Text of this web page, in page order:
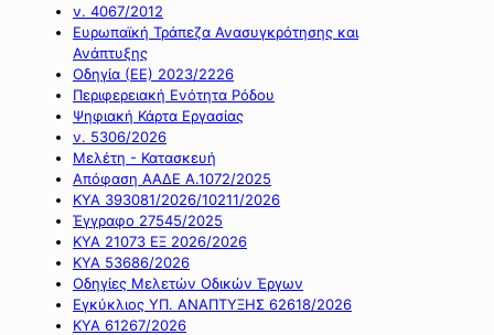
ν. 4067/2012
Ευρωπαϊκή Τράπεζα Ανασυγκρότησης και
Ανάπτυξης
Οδηγία (ΕΕ) 2023/2226
Περιφερειακή Ενότητα Ρόδου
Ψηφιακή Κάρτα Εργασίας
ν. 5306/2026
Μελέτη - Κατασκευή
Απόφαση ΑΑΔΕ Α.1072/2025
ΚΥΑ 393081/2026/10211/2026
Έγγραφο 27545/2025
ΚΥΑ 21073 ΕΞ 2026/2026
ΚΥΑ 53686/2026
Οδηγίες Μελετών Οδικών Έργων
Εγκύκλιος ΥΠ. ΑΝΑΠΤΥΞΗΣ 62618/2026
ΚΥΑ 61267/2026